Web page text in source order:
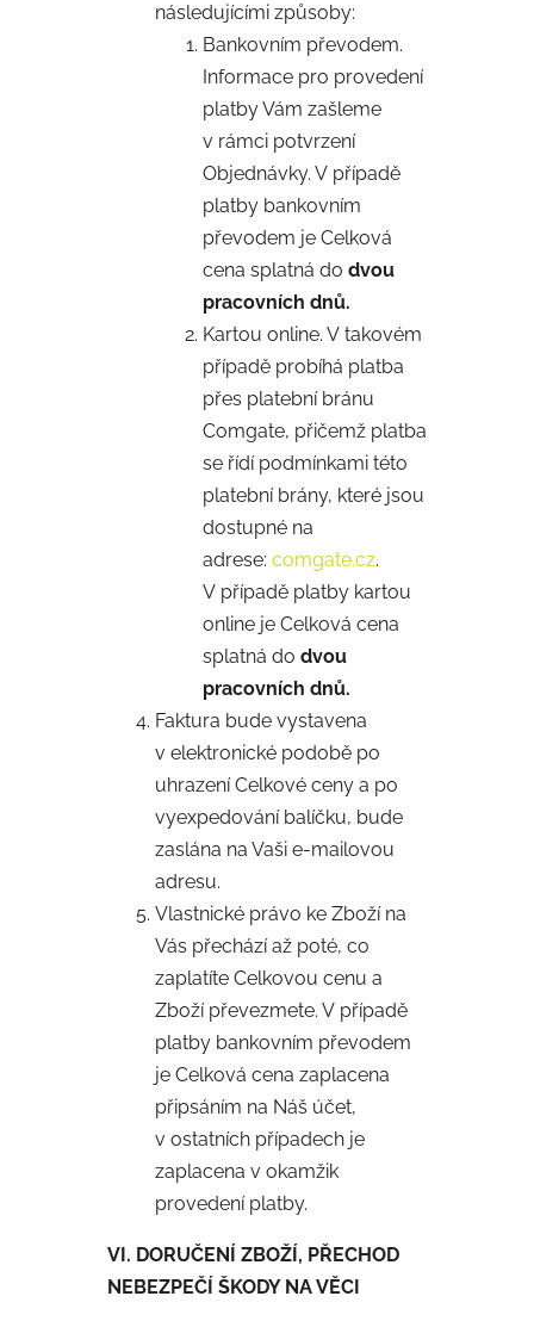
následujícími způsoby:
Bankovním převodem.
Informace pro provedení
platby Vám zašleme
v rámci potvrzení
Objednávky. V případě
platby bankovním
převodem je Celková
cena splatná do dvou
pracovních dnů.
Kartou online. V takovém
případě probíhá platba
přes platební bránu
Comgate, přičemž platba
se řídí podmínkami této
platební brány, které jsou
dostupné na
adrese: comgate.cz.
V případě platby kartou
online je Celková cena
splatná do dvou
pracovních dnů.
Faktura bude vystavena
v elektronické podobě po
uhrazení Celkové ceny a po
vyexpedování balíčku, bude
zaslána na Vaši e-mailovou
adresu.
Vlastnické právo ke Zboží na
Vás přechází až poté, co
zaplatíte Celkovou cenu a
Zboží převezmete. V případě
platby bankovním převodem
je Celková cena zaplacena
připsáním na Náš účet,
v ostatních případech je
zaplacena v okamžik
provedení platby.
VI. DORUČENÍ ZBOŽÍ, PŘECHOD
NEBEZPEČÍ ŠKODY NA VĚCI